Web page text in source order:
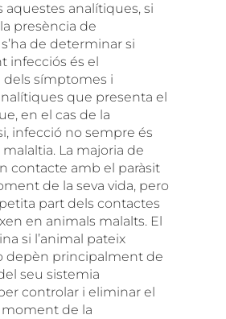
aquestes analítiques, si
presència de
de determinar si
infecciós és el
dels símptomes i
que presenta el
en el cas de la
infecció no sempre és
La majoria de
contacte amb el paràsit
de la seva vida, pero
part dels contactes
en animals malalts. El
si l’animal pateix
depèn principalment de
seu sistemia
controlar i eliminar el
moment de la